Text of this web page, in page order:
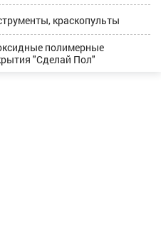
краскопульты
полимерные
"Сделай Пол"